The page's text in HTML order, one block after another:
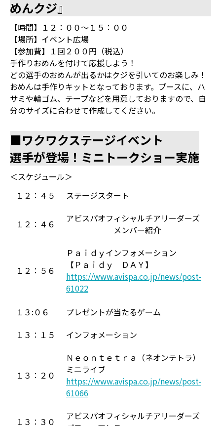
めんクジ』
【時間】１２：００～１５：００
【場所】イベント広場
【参加費】１回２００円（税込）
手作りおめんを付けて応援しよう！
どの選手のおめんが出るかはクジを引いてのお楽しみ！
おめんは手作りキットとなっております。ブースに、ハ
サミや輪ゴム、テープなどを用意しておりますので、自
分のサイズに合わせて作成してください。
■ワクワクステージイベント
選手が登場！ミニトークショー実施
＜スケジュール＞
１２：４５
ステージスタート
１２：４６
アビスパオフィシャルチアリーダーズ
メンバー紹介
１２：５６
Ｐａｉｄｙインフォメーション
【Ｐａｉｄｙ ＤＡＹ】
https://www.avispa.co.jp/news/post-
61022
１３:０６
プレゼントが当たるゲーム
１３：１５
インフォメーション
１３：２０
Ｎｅｏｎｔｅｔｒａ（ネオンテトラ）
ミニライブ
https://www.avispa.co.jp/news/post-
61066
１３：３０
アビスパオフィシャルチアリーダーズ